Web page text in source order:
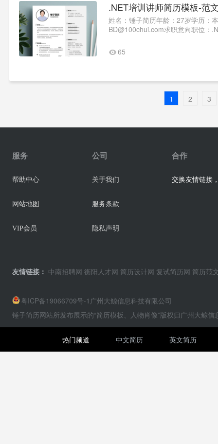
.NET培训讲师简历模板-范
姓名：锤子简历年龄：27岁学历：
BD@100chui.com求职意向职位：
65
1 2 3
服务
帮助中心
网站地图
VIP会员
公司
关于我们
服务条款
隐私声明
合作
交换友情链接
友情链接： 中南招聘网 衡阳人才网 简历设计网 复试简历网 简历范
粤ICP备19066709号-1 广州大鲸信息科技有限公司
锤子简历网站所发布展示的“简历模板、人物肖像”版权归广州大鲸
热门频道 中文简历 英文简历